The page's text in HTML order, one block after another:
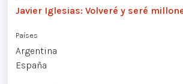
Javier Iglesias: Volveré y seré
Países
Argentina
España